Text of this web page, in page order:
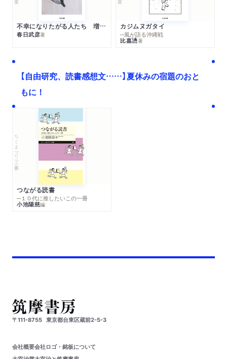
不幸になりたがる人たち 増補新版
春日武彦著
カジムヌガタイ
─風が語る沖縄戦
比嘉慂著
【自由研究、読書感想文……】夏休みの宿題のおと
もに！
ちくまプリマー新書
つながる読書
─１０代に推したいこの一冊
小池陽慈編
〒111-8755 東京都台東区蔵前2-5-3
会社概要会社ロゴ・銘板について